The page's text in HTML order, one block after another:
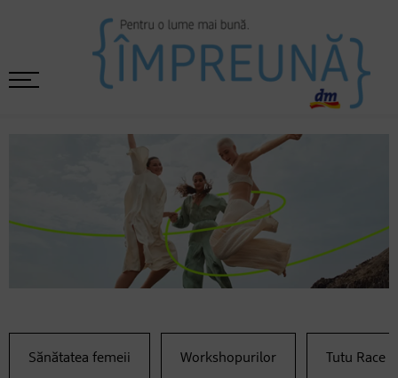
Sănătatea femeii Workshopurilor Tutu Race